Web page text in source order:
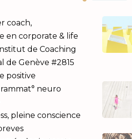
coach,
en corporate & life
de Coaching
de Genève #2815
positive
neuro
pleine conscience